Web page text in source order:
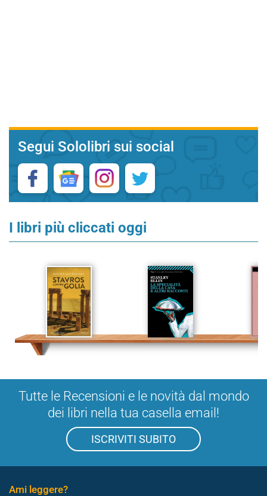
Segui Sololibri sui social
I libri più cliccati oggi
Tutte le Recensioni e le novità dal mondo
dei libri nella tua casella email!
ISCRIVITI SUBITO
Ami leggere?